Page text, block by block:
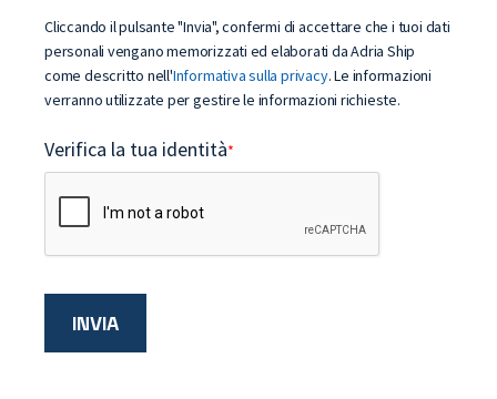
Cliccando il pulsante "Invia", confermi di accettare che i tuoi dati
personali vengano memorizzati ed elaborati da Adria Ship
come descritto nell'Informativa sulla privacy. Le informazioni
verranno utilizzate per gestire le informazioni richieste.
Verifica la tua identità*
INVIA